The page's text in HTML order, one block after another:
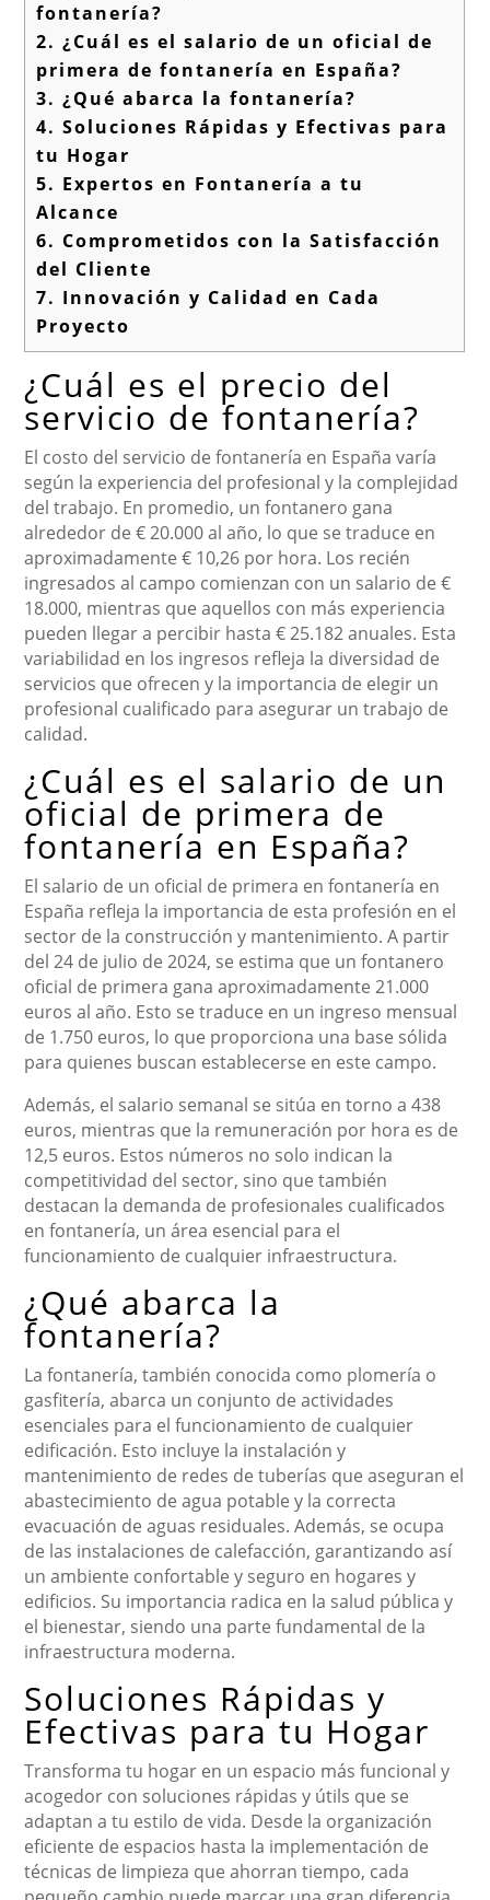
fontanería?
2. ¿Cuál es el salario de un oficial de
primera de fontanería en España?
3. ¿Qué abarca la fontanería?
4. Soluciones Rápidas y Efectivas para
tu Hogar
5. Expertos en Fontanería a tu
Alcance
6. Comprometidos con la Satisfacción
del Cliente
7. Innovación y Calidad en Cada
Proyecto
¿Cuál es el precio del
servicio de fontanería?
El costo del servicio de fontanería en España varía
según la experiencia del profesional y la complejidad
del trabajo. En promedio, un fontanero gana
alrededor de € 20.000 al año, lo que se traduce en
aproximadamente € 10,26 por hora. Los recién
ingresados al campo comienzan con un salario de €
18.000, mientras que aquellos con más experiencia
pueden llegar a percibir hasta € 25.182 anuales. Esta
variabilidad en los ingresos refleja la diversidad de
servicios que ofrecen y la importancia de elegir un
profesional cualificado para asegurar un trabajo de
calidad.
¿Cuál es el salario de un
oficial de primera de
fontanería en España?
El salario de un oficial de primera en fontanería en
España refleja la importancia de esta profesión en el
sector de la construcción y mantenimiento. A partir
del 24 de julio de 2024, se estima que un fontanero
oficial de primera gana aproximadamente 21.000
euros al año. Esto se traduce en un ingreso mensual
de 1.750 euros, lo que proporciona una base sólida
para quienes buscan establecerse en este campo.
Además, el salario semanal se sitúa en torno a 438
euros, mientras que la remuneración por hora es de
12,5 euros. Estos números no solo indican la
competitividad del sector, sino que también
destacan la demanda de profesionales cualificados
en fontanería, un área esencial para el
funcionamiento de cualquier infraestructura.
¿Qué abarca la
fontanería?
La fontanería, también conocida como plomería o
gasfitería, abarca un conjunto de actividades
esenciales para el funcionamiento de cualquier
edificación. Esto incluye la instalación y
mantenimiento de redes de tuberías que aseguran el
abastecimiento de agua potable y la correcta
evacuación de aguas residuales. Además, se ocupa
de las instalaciones de calefacción, garantizando así
un ambiente confortable y seguro en hogares y
edificios. Su importancia radica en la salud pública y
el bienestar, siendo una parte fundamental de la
infraestructura moderna.
Soluciones Rápidas y
Efectivas para tu Hogar
Transforma tu hogar en un espacio más funcional y
acogedor con soluciones rápidas y útils que se
adaptan a tu estilo de vida. Desde la organización
eficiente de espacios hasta la implementación de
técnicas de limpieza que ahorran tiempo, cada